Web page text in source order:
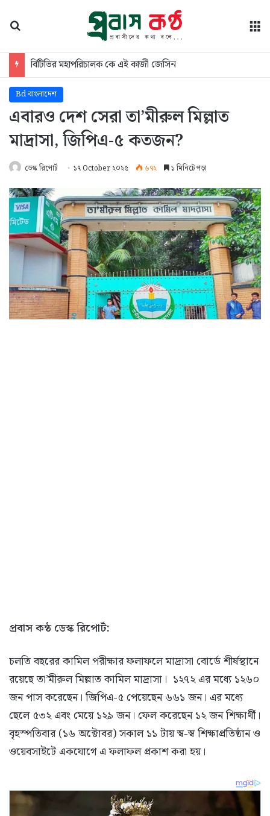
জাতীয় বিশ্ববিদ্যালয়ের মাস্টার্স শেষপর্ব পরীক্ষার ফল প্রকাশ
Bd বাংলাদেশ
এবারও দেশ সেরা তা’মীরুল মিল্লাত
মাদ্রাসা, জিপিএ-৫ কতজন?
ডেস্ক রিপোর্ট ১৭ October ২০২৫ ৬৭২ ১ মিনিটে পড়া
প্রবাস কন্ঠ ডেস্ক রিপোর্ট:
চলতি বছরের কামিল পরীক্ষার ফলাফলে মাদ্রাসা বোর্ডে শীর্ষস্থানে
রয়েছে তা’মীরুল মিল্লাত কামিল মাদ্রাসা। ১২৭২ এর মধ্যে ১২৬০
জন পাস করেছেন। জিপিএ-৫ পেয়েছেন ৬৬১ জন। এর মধ্যে
ছেলে ৫৩২ এবং মেয়ে ১২৯ জন। ফেল করেছেন ১২ জন শিক্ষার্থী।
বৃহস্পতিবার (১৬ অক্টোবর) সকাল ১১ টায় স্ব-স্ব শিক্ষাপ্রতিষ্ঠান ও
ওয়েবসাইটে একযোগে এ ফলাফল প্রকাশ করা হয়।